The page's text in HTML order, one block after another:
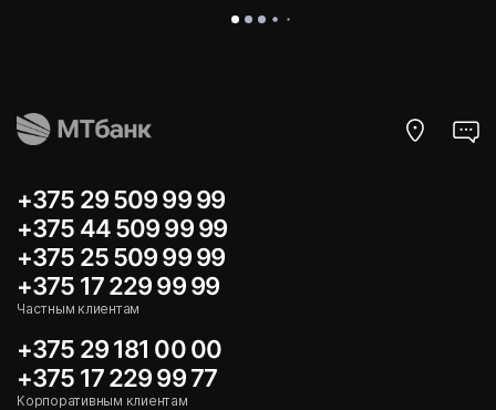
+375 29 509 99 99
+375 44 509 99 99
+375 25 509 99 99
+375 17 229 99 99
Частным клиентам
+375 29 181 00 00
+375 17 229 99 77
Корпоративным клиентам